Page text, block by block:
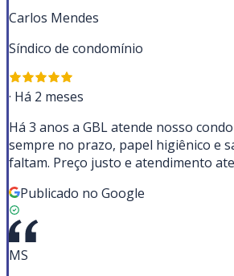
Carlos Mendes
Síndico de condomínio
· Há 2 meses
Há 3 anos a GBL atende nosso
sempre no prazo, papel higiênico e
faltam. Preço justo e atendimento
Publicado no Google
MS